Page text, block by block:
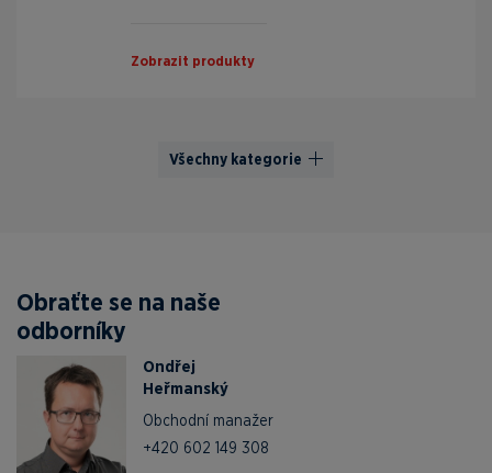
Zobrazit produkty
Všechny kategorie
Obraťte se na naše
odborníky
Ondřej
Heřmanský
Obchodní manažer
+420 602 149 308